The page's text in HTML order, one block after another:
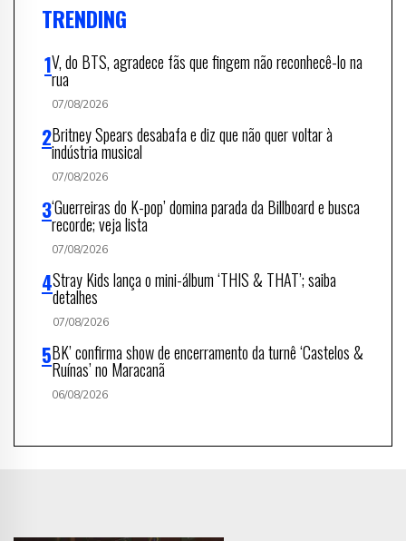
TRENDING
V, do BTS, agradece fãs que fingem não reconhecê-lo na
rua
07/08/2026
Britney Spears desabafa e diz que não quer voltar à
indústria musical
07/08/2026
‘Guerreiras do K-pop’ domina parada da Billboard e busca
recorde; veja lista
07/08/2026
Stray Kids lança o mini-álbum ‘THIS & THAT’; saiba
detalhes
07/08/2026
BK’ confirma show de encerramento da turnê ‘Castelos &
Ruínas’ no Maracanã
06/08/2026